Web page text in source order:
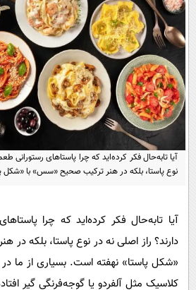
یک برش دانایی
محیط زیست
سفر و تفریح
علم و دانش
فناوری و It
علمی
اخبار کریپتو
قرآن
گوناگون
سرگرمی
باشگاه مغز
مجله تصویری سلاح
فیلم
اقتصاد
ورزش
سیاست
فناوری
گوناگون
حوادث
عصر ایران 2
خواندنی ها و دیدنی ها
داستان کوتاه
آشپزی
دانلود
آموزش زبان
آیا تابه‌حال فکر کرده‌اید که چرا پاستاهای رستورانی
نوع پاستا، بلکه در هنر ترکیب صحیح «سس» با «شکل
آیا تابه‌حال فکر کرده‌اید که چرا
دارند؟ راز اصلی نه در نوع پاستا، بلکه
«شکل پاستا» نهفته است. بسیاری از ما
کلاسیک مثل آلفردو یا گوجه‌فرنگی گیر